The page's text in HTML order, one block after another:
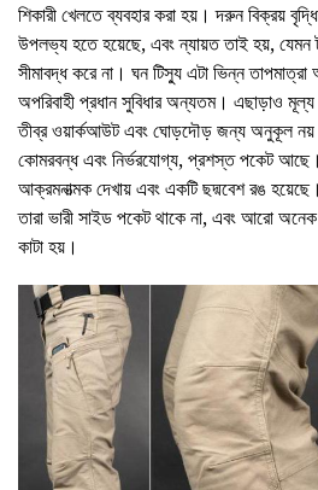
শিকারী খেলতে ব্যবহার করা হয়। দরুন বিক্রয়
উপলভ্য হতে হয়েছে, এবং ন্যায়ত তাই হয়, যেমন
সীমাবদ্ধ করে না। ঘন টিস্যু এটা ভিন্ন তাপমাত্রা
অপরিবাহী প্রধান সুবিধার অন্যতম। এছাড়াও
তীব্র ওয়ার্কআউট এবং ঘোড়দৌড় জন্য অনুকূল
কোমরবন্ধ এবং নির্ভরযোগ্য, প্রশস্ত পকেট
আক্রমনাত্মক দেখায় এবং একটি ছদ্মবেশ রঙ
তারা ভারী সাইড পকেট থাকে না, এবং আরো অনেক
কাটা হয়।